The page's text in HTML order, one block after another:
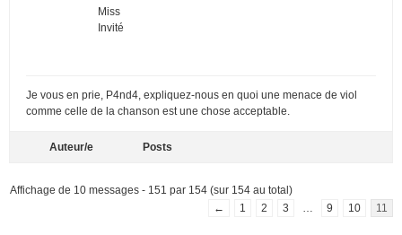
Miss
Invité
Je vous en prie, P4nd4, expliquez-nous en quoi une menace de viol
comme celle de la chanson est une chose acceptable.
Auteur/e Posts
Affichage de 10 messages - 151 par 154 (sur 154 au total)
←
1 2 3 9 10 11